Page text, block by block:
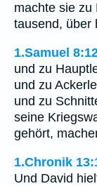
machte sie zu
tausend, über
1.Samuel
und zu
und zu
und zu
seine
gehört,
1.Chronik
Und David